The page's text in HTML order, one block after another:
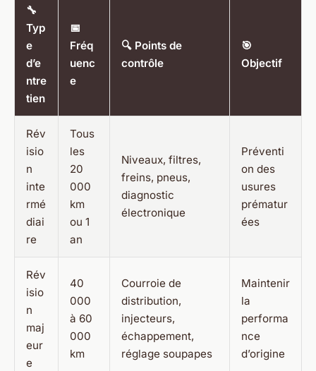
🔧
Typ
e
d’e
ntre
tien
📅
Fréq
uenc
e
🔍 Points de
contrôle
🎯
Objectif
Rév
isio
n
inte
rmé
diai
re
Tous
les
20
000
km
ou 1
an
Niveaux, filtres,
freins, pneus,
diagnostic
électronique
Préventi
on des
usures
prématur
ées
Rév
isio
n
maj
eur
e
40
000
à 60
000
km
Courroie de
distribution,
injecteurs,
échappement,
réglage soupapes
Maintenir
la
performa
nce
d’origine